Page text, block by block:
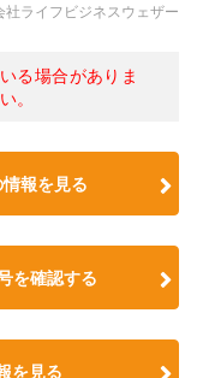
ライフビジネスウェザー
る場合がありま
。
報を見る
を確認する
を見る